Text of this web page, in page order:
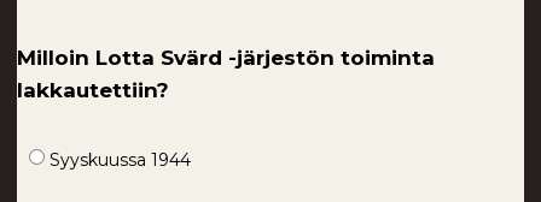
Milloin Lotta Svärd -järjestön toiminta
lakkautettiin?
Syyskuussa 1944